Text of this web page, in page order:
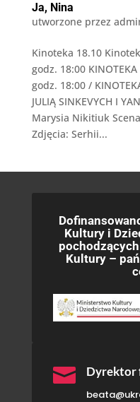
Ja, Nina
utworzone przez
Kinoteka 18.10
godz. 18:00
godz. 18:00 /
JULIĄ SINKEVYCH I
Marysia Nikitiuk
Zdjęcia: Serhii...
Kultury i
Kultury –
 Dyrektor